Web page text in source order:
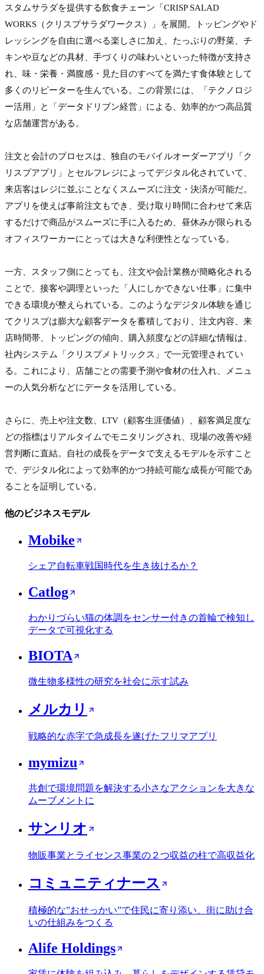
スタムサラダを提供する飲食チェーン「CRISP SALAD
WORKS（クリスプサラダワークス）」を展開。トッピングやド
レッシングを自由に選べる楽しさに加え、たっぷりの野菜、チ
キンや豆などの具材、手づくりの味わいといった特徴が支持さ
れ、味・栄養・満腹感・見た目のすべてを満たす食体験として
多くのリピーターを生んでいる。この背景には、「テクノロジ
ー活用」と「データドリブン経営」による、効率的かつ高品質
な店舗運営がある。
注文と会計のプロセスは、独自のモバイルオーダーアプリ「ク
リスプアプリ」とセルフレジによってデジタル化されていて、
来店客はレジに並ぶことなくスムーズに注文・決済が可能だ。
アプリを使えば事前注文もでき、受け取り時間に合わせて来店
するだけで商品がスムーズに手に入るため、昼休みが限られる
オフィスワーカーにとっては大きな利便性となっている。
一方、スタッフ側にとっても、注文や会計業務が簡略化される
ことで、接客や調理といった「人にしかできない仕事」に集中
できる環境が整えられている。このようなデジタル体験を通じ
てクリスプは膨大な顧客データを蓄積しており、注文内容、来
店時間帯、トッピングの傾向、購入頻度などの詳細な情報は、
社内システム「クリスプメトリックス」で一元管理されてい
る。これにより、店舗ごとの需要予測や食材の仕入れ、メニュ
ーの人気分析などにデータを活用している。
さらに、売上や注文数、LTV（顧客生涯価値）、顧客満足度な
どの指標はリアルタイムでモニタリングされ、現場の改善や経
営判断に直結。自社の成長をデータで支えるモデルを示すこと
で、デジタル化によって効率的かつ持続可能な成長が可能であ
ることを証明している。
他のビジネスモデル
Mobike
シェア自転車戦国時代を生き抜けるか？
Catlog
わかりづらい猫の体調をセンサー付きの首輪で検知し
データで可視化する
BIOTA
微生物多様性の研究を社会に示す試み
メルカリ
戦略的な赤字で急成長を遂げたフリマアプリ
mymizu
共創で環境問題を解決する小さなアクションを大きな
ムーブメントに
サンリオ
物販事業とライセンス事業の２つ収益の柱で高収益化
コミュニティナース
積極的な”おせっかい”で住民に寄り添い、街に助け合
いの仕組みをつくる
Alife Holdings